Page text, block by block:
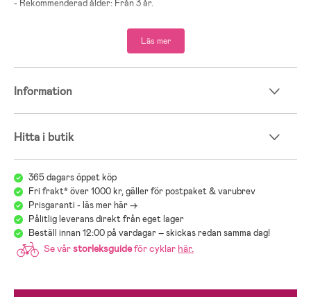
- Rekommenderad ålder: Från 3 år.
Läs mer
Information
Hitta i butik
365 dagars öppet köp
Fri frakt* över 1000 kr, gäller för postpaket & varubrev
Prisgaranti - läs mer här ->
Pålitlig leverans direkt från eget lager
Beställ innan 12:00 på vardagar – skickas redan samma dag!
Se vårstorleksguideför cyklar här.